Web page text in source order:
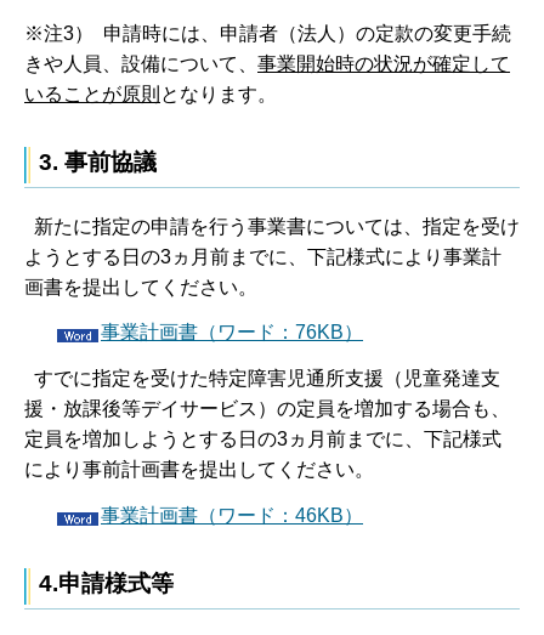
※注3） 申請時には、申請者（法人）の定款の変更手続
きや人員、設備について、 事業開始時の状況が確定して
いることが原則 となります。
3. 事前協議
新たに指定の申請を行う事業書については、指定を受け
ようとする日の3ヵ月前までに、下記様式により事業計
画書を提出してください。
事業計画書（ワード：76KB）
すでに指定を受けた特定障害児通所支援（児童発達支
援・放課後等デイサービス）の定員を増加する場合も、
定員を増加しようとする日の3ヵ月前までに、下記様式
により事前計画書を提出してください。
事業計画書（ワード：46KB）
4.申請様式等